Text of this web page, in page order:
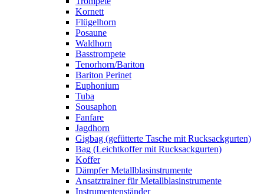
Kornett
Flügelhorn
Posaune
Waldhorn
Basstrompete
Tenorhorn/Bariton
Bariton Perinet
Euphonium
Tuba
Sousaphon
Fanfare
Jagdhorn
Gigbag (gefütterte Tasche mit Rucksackgurten)
Bag (Leichtkoffer mit Rucksackgurten)
Koffer
Dämpfer Metallblasinstrumente
Ansatztrainer für Metallblasinstrumente
Instrumentenständer